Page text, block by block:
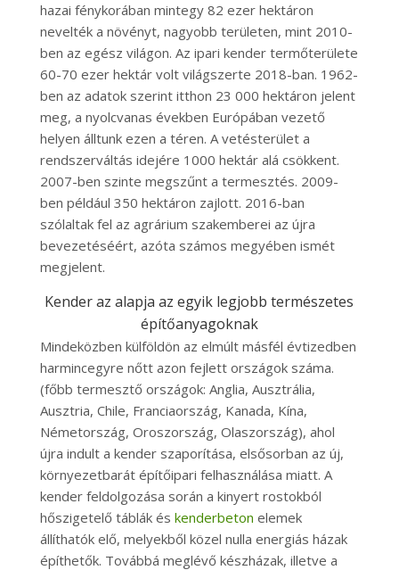
hazai fénykorában mintegy 82 ezer hektáron
nevelték a növényt, nagyobb területen, mint 2010-
ben az egész világon. Az ipari kender termőterülete
60-70 ezer hektár volt világszerte 2018-ban. 1962-
ben az adatok szerint itthon 23 000 hektáron jelent
meg, a nyolcvanas években Európában vezető
helyen álltunk ezen a téren. A vetésterület a
rendszerváltás idejére 1000 hektár alá csökkent.
2007-ben szinte megszűnt a termesztés. 2009-
ben például 350 hektáron zajlott. 2016-ban
szólaltak fel az agrárium szakemberei az újra
bevezetéséért, azóta számos megyében ismét
megjelent.
Kender az alapja az egyik legjobb természetes
építőanyagoknak
Mindeközben külföldön az elmúlt másfél évtizedben
harmincegyre nőtt azon fejlett országok száma.
(főbb termesztő országok: Anglia, Ausztrália,
Ausztria, Chile, Franciaország, Kanada, Kína,
Németország, Oroszország, Olaszország), ahol
újra indult a kender szaporítása, elsősorban az új,
környezetbarát építőipari felhasználása miatt. A
kender feldolgozása során a kinyert rostokból
hőszigetelő táblák és kenderbeton elemek
állíthatók elő, melyekből közel nulla energiás házak
építhetők. Továbbá meglévő készházak, illetve a